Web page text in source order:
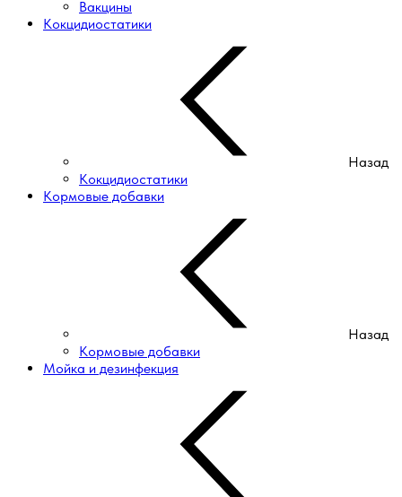
Вакцины
Кокцидиостатики
Назад
Кокцидиостатики
Кормовые добавки
Назад
Кормовые добавки
Мойка и дезинфекция